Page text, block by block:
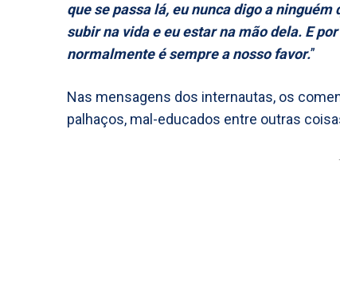
que se passa lá, eu nunca digo a
subir na vida e eu estar na mão dela. E
normalmente é sempre a nosso favor.”
Nas mensagens dos internautas, os
palhaços, mal-educados entre outras